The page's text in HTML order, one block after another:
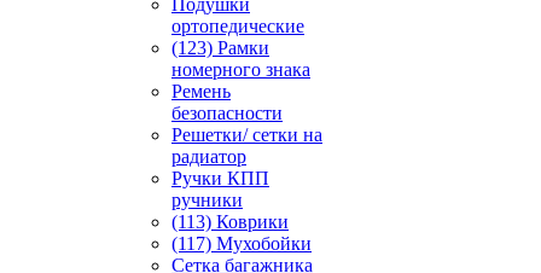
Подушки
ортопедические
(123) Рамки
номерного знака
Ремень
безопасности
Решетки/ сетки на
радиатор
Ручки КПП
ручники
(113) Коврики
(117) Мухобойки
Сетка багажника